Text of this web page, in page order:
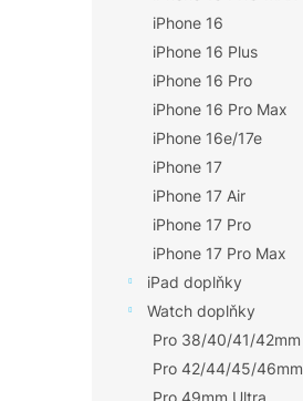
iPhone 16
iPhone 16 Plus
iPhone 16 Pro
iPhone 16 Pro Max
iPhone 16e/17e
iPhone 17
iPhone 17 Air
iPhone 17 Pro
iPhone 17 Pro Max
iPad doplňky
Watch doplňky
Pro 38/40/41/42mm
Pro 42/44/45/46mm
Pro 49mm Ultra